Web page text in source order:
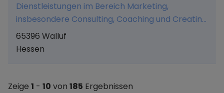
Dienstleistungen im Bereich Marketing,
insbesondere Consulting, Coaching und Creating
sowie Dienstleistungen im Bereich Interior
Design, der Handel und Vertrieb von
Ausrichtung von Eventveranstaltungen inklusive
65396 Walluf
Hessen
Zeige 1 - 10 von 185 Ergebnissen